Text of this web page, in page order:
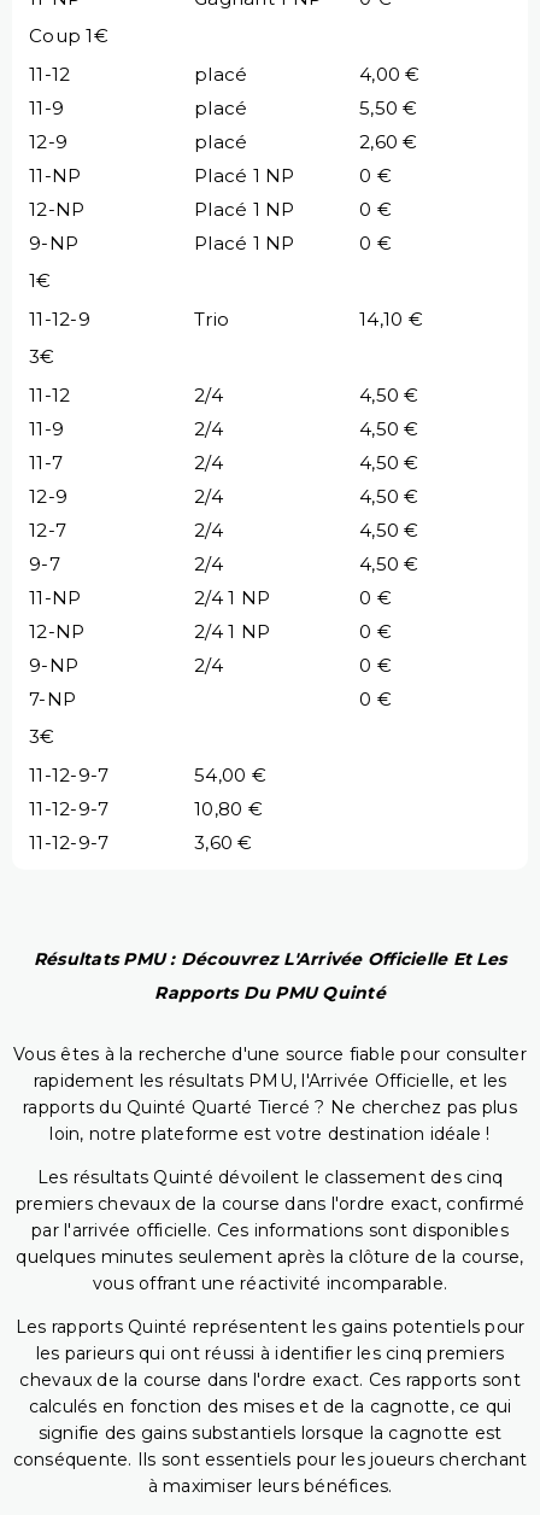
Coup 1€
11-12
placé
4,00 €
11-9
placé
5,50 €
12-9
placé
2,60 €
11-NP
Placé 1 NP
0 €
12-NP
Placé 1 NP
0 €
9-NP
Placé 1 NP
0 €
1€
11-12-9
Trio
14,10 €
3€
11-12
2/4
4,50 €
11-9
2/4
4,50 €
11-7
2/4
4,50 €
12-9
2/4
4,50 €
12-7
2/4
4,50 €
9-7
2/4
4,50 €
11-NP
2/4 1 NP
0 €
12-NP
2/4 1 NP
0 €
9-NP
2/4
0 €
7-NP
0 €
3€
11-12-9-7
54,00 €
11-12-9-7
10,80 €
11-12-9-7
3,60 €
Résultats PMU : Découvrez L'Arrivée Officielle Et Les
Rapports Du PMU Quinté
Vous êtes à la recherche d'une source fiable pour consulter
rapidement les résultats PMU, l'Arrivée Officielle, et les
rapports du Quinté Quarté Tiercé ? Ne cherchez pas plus
loin, notre plateforme est votre destination idéale !
Les résultats Quinté dévoilent le classement des cinq
premiers chevaux de la course dans l'ordre exact, confirmé
par l'arrivée officielle. Ces informations sont disponibles
quelques minutes seulement après la clôture de la course,
vous offrant une réactivité incomparable.
Les rapports Quinté représentent les gains potentiels pour
les parieurs qui ont réussi à identifier les cinq premiers
chevaux de la course dans l'ordre exact. Ces rapports sont
calculés en fonction des mises et de la cagnotte, ce qui
signifie des gains substantiels lorsque la cagnotte est
conséquente. Ils sont essentiels pour les joueurs cherchant
à maximiser leurs bénéfices.